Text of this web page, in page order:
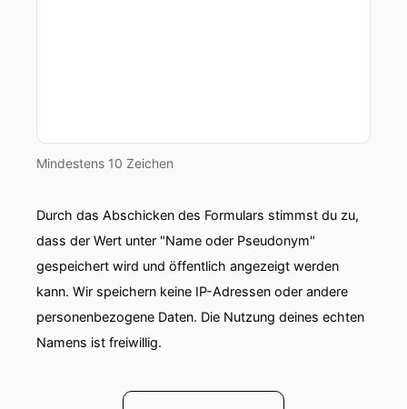
Mindestens 10 Zeichen
Durch das Abschicken des Formulars stimmst du zu,
dass der Wert unter "Name oder Pseudonym"
gespeichert wird und öffentlich angezeigt werden
kann. Wir speichern keine IP-Adressen oder andere
personenbezogene Daten. Die Nutzung deines echten
Namens ist freiwillig.